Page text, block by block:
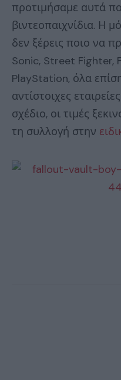
προτιμήσαμε αυτά
βιντεοπαιχνίδια. Η
δεν ξέρεις ποιο να
Sonic, Street Fighter,
PlayStation, όλα
αντίστοιχες
σχέδιο, οι τιμές
τη συλλογή στην